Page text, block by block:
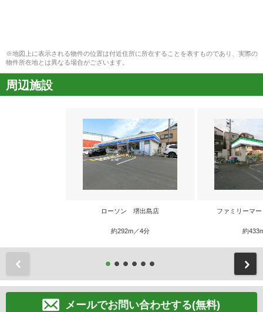
※地図上に表示される物件の位置は付近住所に所在することを表すものであり、実際の
物件所在地とは異なる場合がございます。
周辺施設
ローソン 堺出島店
約292m／4分
ファミリーマ
約
メールでお問い合わせする(無料)